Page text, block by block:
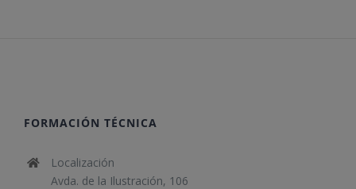
FORMACIÓN TÉCNICA
Localización
Avda. de la Ilustración, 106